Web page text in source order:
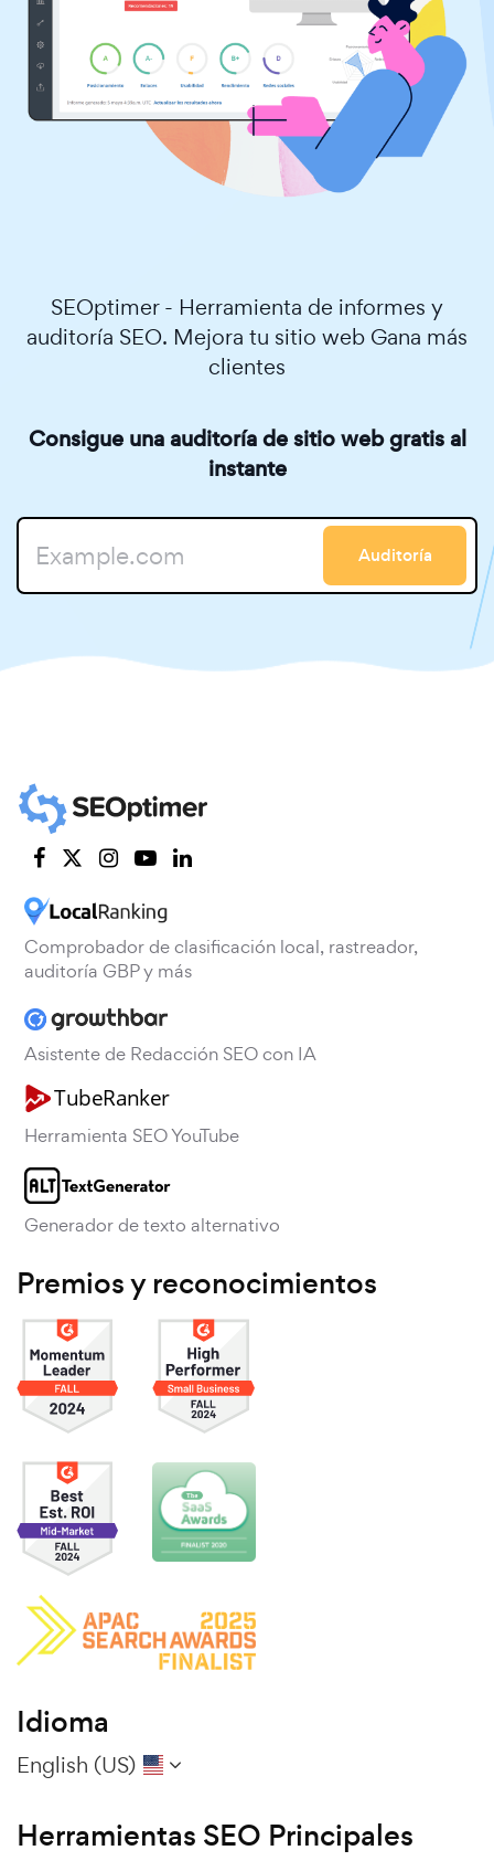
SEOptimer - Herramienta de informes y
auditoría SEO. Mejora tu sitio web Gana más
clientes
Consigue una auditoría de sitio web gratis al
instante
Auditoría
Comprobador de clasificación local, rastreador,
auditoría GBP y más
Asistente de Redacción SEO con IA
Herramienta SEO YouTube
Generador de texto alternativo
Premios y reconocimientos
Idioma
English (US)
Herramientas SEO Principales